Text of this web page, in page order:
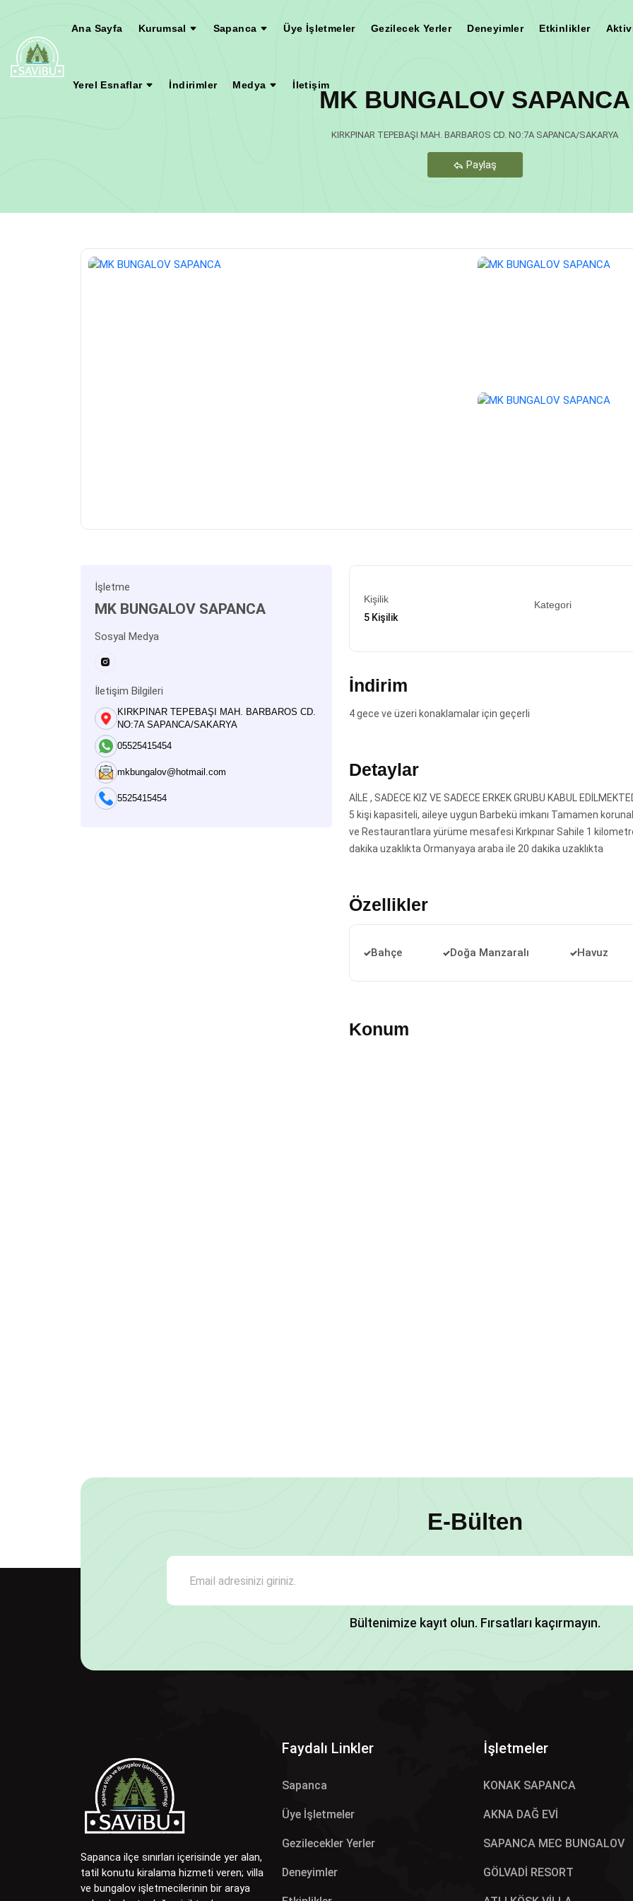
Ana Sayfa Kurumsal Sapanca Üye İşletmeler Gezilecek Yerler Deneyimler Etkinlikler
Yerel Esnaflar İndirimler Medya İletişim
MK BUNGALOV SAPANCA
KIRKPINAR TEPEBAŞI MAH. BARBAROS CD. NO:7A SAPANCA/SAKARYA
Paylaş
Teşekkür Ederiz
İşletme
MK BUNGALOV SAPANCA
Sosyal Medya
İletişim Bilgileri
KIRKPINAR TEPEBAŞI MAH. BARBAROS CD.
NO:7A SAPANCA/SAKARYA
05525415454
mkbungalov@hotmail.com
5525415454
Kişilik
5 Kişilik
Kategori
İndirim
4 gece ve üzeri konaklamalar için geçerli
Detaylar
AİLE , SADECE KIZ VE SADECE ERKEK GRUBU KABUL
5 kişi kapasiteli, aileye uygun Barbekü imkanı Tamamen
ve Restaurantlara yürüme mesafesi Kırkpınar Sahile 1
dakika uzaklıkta Ormanyaya araba ile 20 dakika uzaklıkta
Özellikler
Bahçe Doğa Manzaralı Havuz
Konum
E-Bülten
Bültenimize kayıt olun. Fırsatları kaçırmayın.
Sapanca ilçe sınırları içerisinde yer alan,
tatil konutu kiralama hizmeti veren; villa
ve bungalov işletmecilerinin bir araya
Faydalı Linkler
Sapanca
Üye İşletmeler
Gezilecekler Yerler
Deneyimler
İşletmeler
KONAK SAPANCA
AKNA DAĞ EVİ
SAPANCA MEC BUNGALOV
GÖLVADİ RESORT